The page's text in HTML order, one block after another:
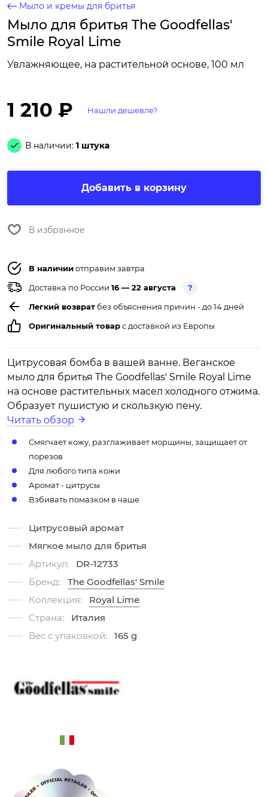
Мыло и кремы для бритья
Мыло для бритья The Goodfellas'
Smile Royal Lime
Увлажняющее, на растительной основе, 100 мл
1 210 ₽ Нашли дешевле?
В наличии: 1 штука
Добавить в корзину
В избранное
В наличииотправим завтра
Доставка по России 16 — 22 августа
?
Легкий возврат без объяснения причин - до 14 дней
Оригинальный товарс доставкой из Европы
Цитрусовая бомба в вашей ванне. Веганское
мыло для бритья The Goodfellas' Smile Royal Lime
на основе растительных масел холодного отжима.
Образует пушистую и скользкую пену.
Читать обзор
Смягчает кожу, разглаживает морщины, защищает от
порезов
Для любого типа кожи
Аромат - цитрусы
Взбивать помазком в чаше
Цитрусовый аромат
Мягкое мыло для бритья
Артикул:
DR-12733
Бренд:
The Goodfellas' Smile
Коллекция:
Royal Lime
Страна:
Италия
Вес с упаковкой:
165 g